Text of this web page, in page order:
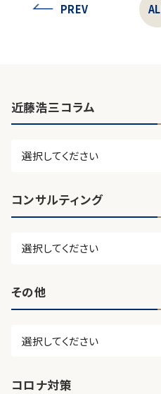
PREV
近藤浩三コラム
コンサルティング
その他
コロナ対策